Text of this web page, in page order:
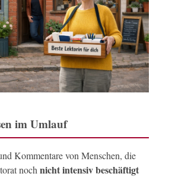
im Umlauf
Kommentare von Menschen, die
noch nicht intensiv beschäftigt